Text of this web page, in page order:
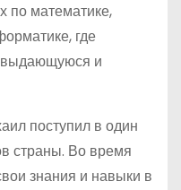
по математике,
где
выдающуюся и
поступил в один
страны. Во время
знания и навыки в